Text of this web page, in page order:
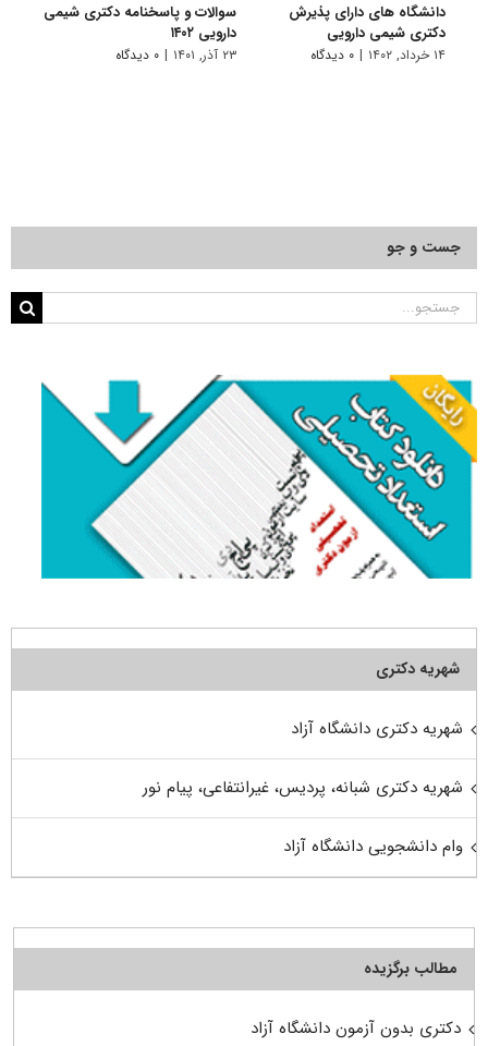
دانشگاه های دارای پذیرش
دکتری شیمی دارویی
۱۴ خرداد, ۱۴۰۲ | ۰ دیدگاه
سوالات و پاسخنامه دکتری شیمی
دارویی ۱۴۰۲
۲۳ آذر, ۱۴۰۱ | ۰ دیدگاه
جست و جو
جستجو
شهریه دکتری
شهریه دکتری دانشگاه آزاد
شهریه دکتری شبانه، پردیس، غیرانتفاعی، پیام نور
وام دانشجویی دانشگاه آزاد
مطالب برگزیده
دکتری بدون آزمون دانشگاه آزاد